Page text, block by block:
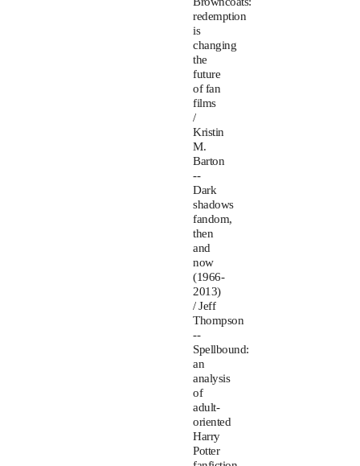
redemption
is
changing
the
future
of fan
films
/
Kristin
M.
Barton
--
Dark
shadows
fandom,
then
and
now
(1966-
2013)
/ Jeff
Thompson
--
Spellbound:
an
analysis
of
adult-
oriented
Harry
Potter